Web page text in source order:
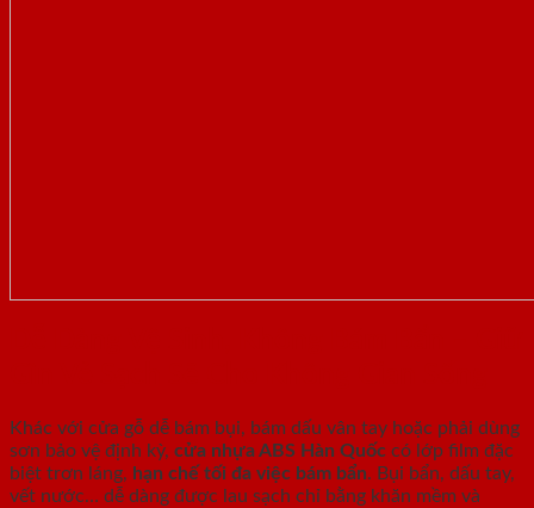
Khác với cửa gỗ dễ bám bụi, bám dấu vân tay hoặc phải dùng
sơn bảo vệ định kỳ, cửa nhựa ABS Hàn Quốc có lớp film đặc
biệt trơn láng, hạn chế tối đa việc bám bẩn. Bụi bẩn, dấu tay,
vết nước… dễ dàng được lau sạch chỉ bằng khăn mềm và